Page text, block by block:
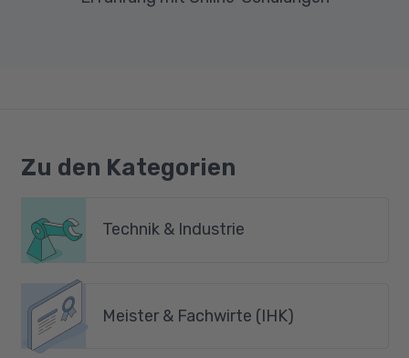
Zu den Kategorien
Technik & Industrie
Meister & Fachwirte (IHK)